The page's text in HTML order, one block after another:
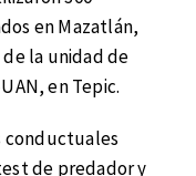
en Mazatlán,
la unidad de
en Tepic.
conductuales
de predador y